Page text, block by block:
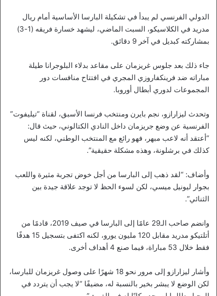
الدولي الفرنسي لم يبدأ في تشكيلة البارسا الأساسية أمام ريال
مدريد في الكلاسيكو، السبت الماضي، ليشهد خسارة فريقه (1-3)
بمشاركته كبديل في آخر 9 دقائق.
جاء ذلك بعد جلوس غريزمان على مقاعد بدلاء البلوجرانا طيلة
مباراته ضد فرينكفاروزي المجري في افتتاح منافسات دور
المجموعات لدوري أبطال أوروبا.
وتحدث ليزارازو، نجم بايرن ومنتخب فرنسا الأسبق، لقناة “تيليفوت”
الفرنسية عن وضع جريزمان داخل النادي الكتالوني، حيث قال:
“أعتقد أنه لاعب مبهر، فهو رائع مع المنتخب الوطني، لكنه ليس
كذلك في برشلونة، وهذه مشكلة حقيقية”.
وأضاف: “لقد ذهب إلى البارسا من أجل خوض تجربة مثيرة واللعب
بجوار ليونيل ميسي، لكن لسوء الحظ لا توجد علاقة جيدة بين
الثنائي”.
وانضم صاحب الـ29 عامًا إلى البارسا في صيف 2019، قادمًا من
أتلتيكو مدريد مقابل 120 مليون يورو، لكنه اكتفى بتسجيل 15 هدفًا
فقط خلال 53 مباراة، فيما صنع 4 أهداف أخرى.
وأشار ليزارازو إلى مرور نحو 18 شهرًا على وصول غريزمان للبارسا،
لكن الوضع لا يبشر بخير بالنسبة له، مضيفًا “لا يجب أن يتردد في